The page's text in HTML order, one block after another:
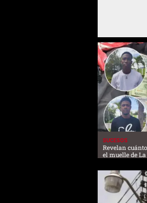
SUCESOS
Revelan
el muelle de La